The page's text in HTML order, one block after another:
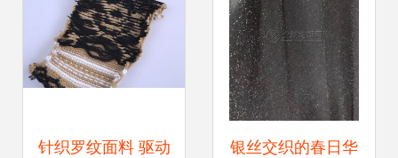
针织罗纹面料 驱动 银丝交织的春日华